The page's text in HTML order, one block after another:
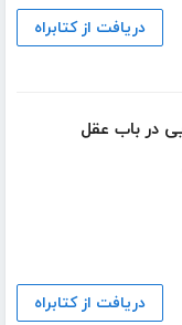
دریافت از کتابراه
در باب عقل
دریافت از کتابراه